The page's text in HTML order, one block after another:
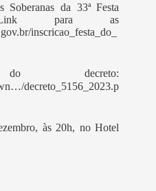
Soberanas da 33ª Festa
para as
inscricao_festa_do_
decreto_5156_2023.p
às 20h, no Hotel